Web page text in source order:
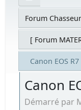
Forum
[ Forum
Canon EOS R7
Canon
Démarré par